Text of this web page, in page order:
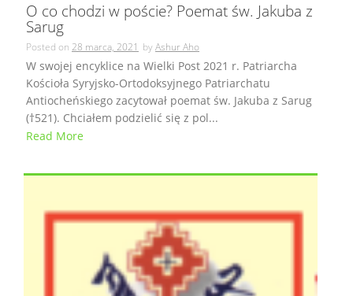
O co chodzi w poście? Poemat św. Jakuba z
Sarug
Posted on 28 marca, 2021 byAshur Aho
W swojej encyklice na Wielki Post 2021 r. Patriarcha
Kościoła Syryjsko-Ortodoksyjnego Patriarchatu
Antiocheńskiego zacytował poemat św. Jakuba z Sarug
(†︎521). Chciałem podzielić się z pol...
Read More